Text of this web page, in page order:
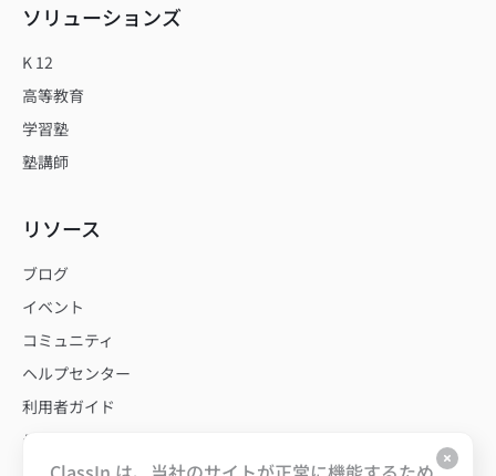
ソリューションズ
K 12
高等教育
学習塾
塾講師
リソース
ブログ
イベント
コミュニティ
ヘルプセンター
利用者ガイド
テンプレート